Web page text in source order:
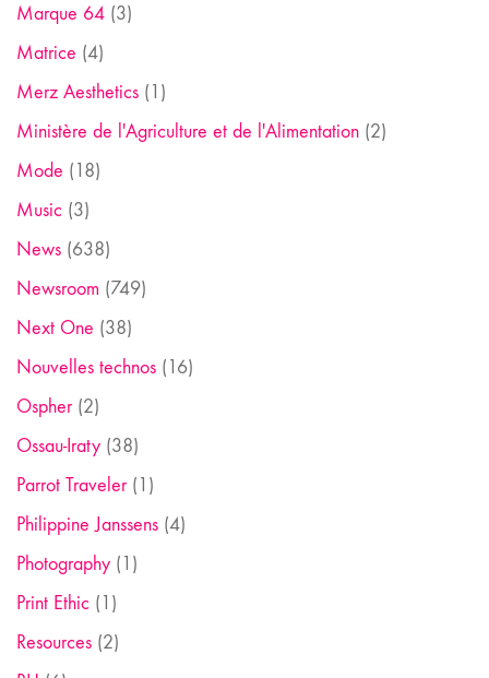
Marque 64 (3)
Matrice (4)
Merz Aesthetics (1)
Ministère de l'Agriculture et de l'Alimentation (2)
Mode (18)
Music (3)
News (638)
Newsroom (749)
Next One (38)
Nouvelles technos (16)
Ospher(2)
Ossau-Iraty (38)
Parrot Traveler(1)
Philippine Janssens (4)
Photography (1)
Print Ethic (1)
Resources (2)